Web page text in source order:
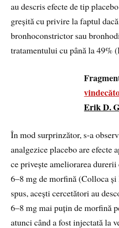
au descris efecte de tip
greșită cu privire la faptul
bronhoconstrictor sau
tratamentului cu până la 49%
Erik D.
În mod surprinzător, s‑a
analgezice placebo are efecte
ce privește ameliorarea durerii
6–8 mg de morfină (Colloca
spus, acești cercetători au
6–8 mg mai puțin de morfină
atunci când a fost injectată la